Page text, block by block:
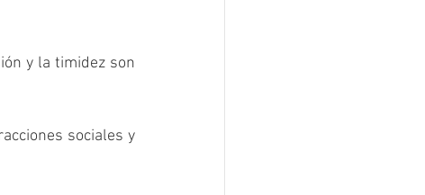
y la timidez son
sociales y